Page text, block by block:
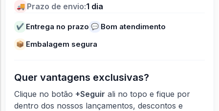
🚚 Prazo de envio:1 dia
✔ Entrega no prazo 💬 Bom atendimento
📦 Embalagem segura
Quer vantagens exclusivas?
Clique no botão +Seguir ali no topo e fique por
dentro dos nossos lançamentos, descontos e